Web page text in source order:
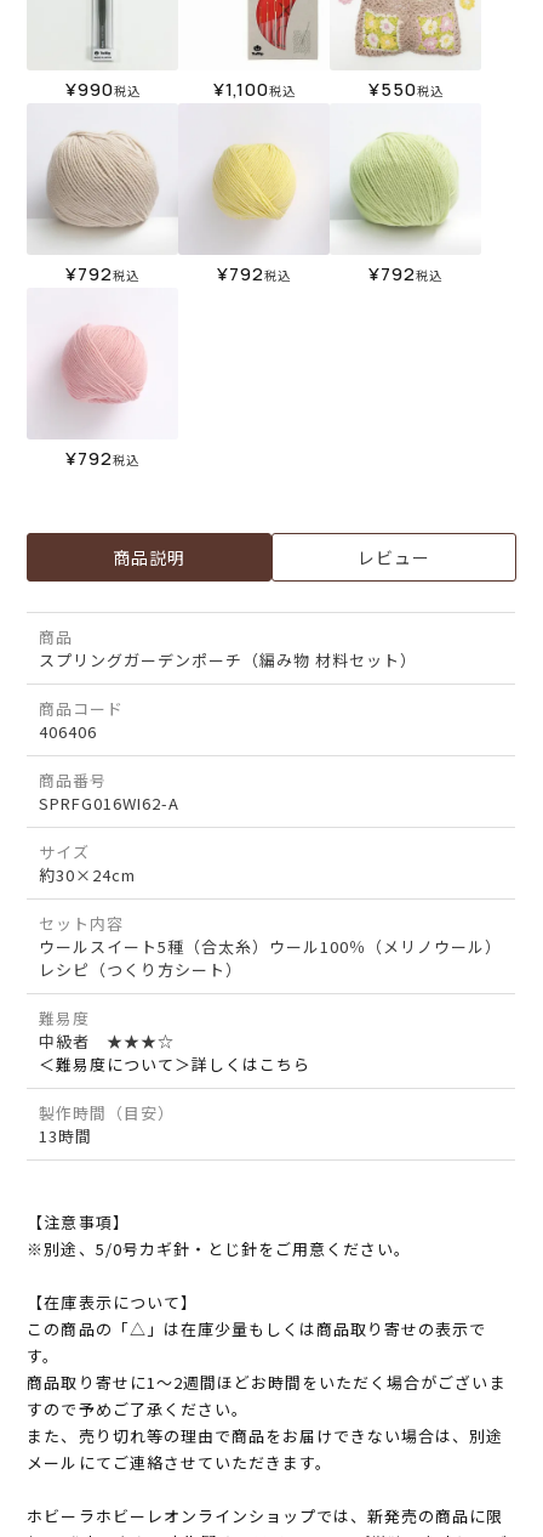
¥990税込 ¥1,100税込 ¥550税込
¥792税込 ¥792税込 ¥792税込
¥792税込
商品説明 レビュー
商品
スプリングガーデンポーチ（編み物 材料セット）
商品コード
406406
商品番号
SPRFG016WI62-A
サイズ
約30×24cm
セット内容
ウールスイート5種（合太糸）ウール100％（メリノウール）
レシピ（つくり方シート）
難易度
中級者 ★★★☆
＜難易度について＞詳しくはこちら
製作時間（目安）
13時間
【注意事項】
※別途、5/0号カギ針・とじ針をご用意ください。
【在庫表示について】
この商品の「△」は在庫少量もしくは商品取り寄せの表示で
す。
商品取り寄せに1～2週間ほどお時間をいただく場合がございま
すので予めご了承ください。
また、売り切れ等の理由で商品をお届けできない場合は、別途
メールにてご連絡させていただきます。
ホビーラホビーレオンラインショップでは、新発売の商品に限